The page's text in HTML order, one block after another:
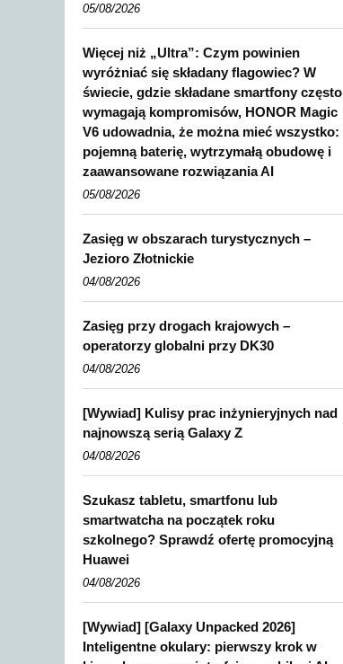
05/08/2026
Więcej niż „Ultra”: Czym powinien
wyróżniać się składany flagowiec? W
świecie, gdzie składane smartfony często
wymagają kompromisów, HONOR Magic
V6 udowadnia, że można mieć wszystko:
pojemną baterię, wytrzymałą obudowę i
zaawansowane rozwiązania AI
05/08/2026
Zasięg w obszarach turystycznych –
Jezioro Złotnickie
04/08/2026
Zasięg przy drogach krajowych –
operatorzy globalni przy DK30
04/08/2026
[Wywiad] Kulisy prac inżynieryjnych nad
najnowszą serią Galaxy Z
04/08/2026
Szukasz tabletu, smartfonu lub
smartwatcha na początek roku
szkolnego? Sprawdź ofertę promocyjną
Huawei
04/08/2026
[Wywiad] [Galaxy Unpacked 2026]
Inteligentne okulary: pierwszy krok w